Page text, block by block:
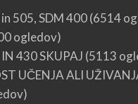
505, SDM 400(6514
ogledov)
430 SKUPAJ (5113
UČENJA ALI